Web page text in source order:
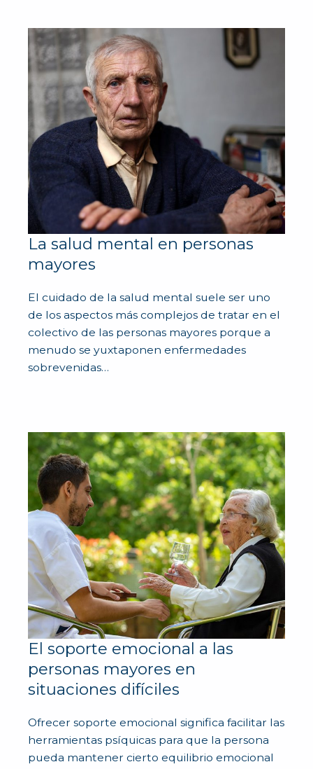
La salud mental en personas
mayores
El cuidado de la salud mental suele ser uno
de los aspectos más complejos de tratar en el
colectivo de las personas mayores porque a
menudo se yuxtaponen enfermedades
sobrevenidas…
El soporte emocional a las
personas mayores en
situaciones difíciles
Ofrecer soporte emocional significa facilitar las
herramientas psíquicas para que la persona
pueda mantener cierto equilibrio emocional